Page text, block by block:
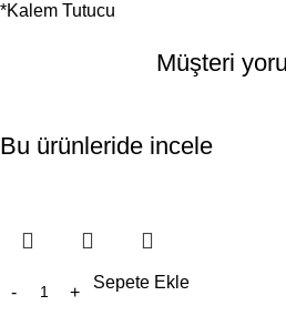
*Kalem Tutucu
Müşteri
Bu ürünleride incele
Sepete Ekle